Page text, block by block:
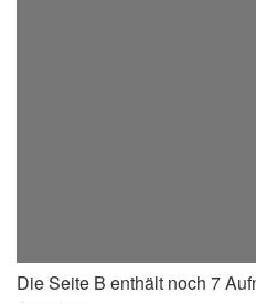
Die Seite B enthält noch 7